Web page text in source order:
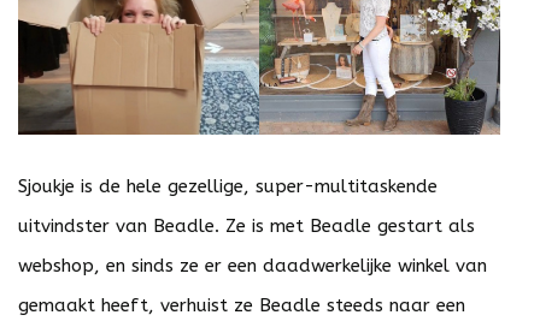
Sjoukje is de hele gezellige, super-multitaskende
uitvindster van Beadle. Ze is met Beadle gestart als
webshop, en sinds ze er een daadwerkelijke winkel van
gemaakt heeft, verhuist ze Beadle steeds naar een